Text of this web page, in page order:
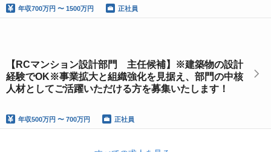
年収700万円 〜 1500万円 正社員
【RCマンション設計部門 主任候補】※建築物の設計
経験でOK※事業拡大と組織強化を見据え、部門の中核
人材としてご活躍いただける方を募集いたします！
年収500万円 〜 700万円 正社員